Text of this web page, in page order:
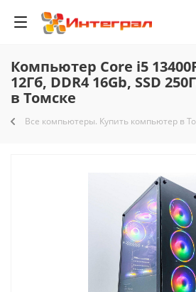
Компьютер Core i5
12Гб, DDR4 16Gb, SSD
в Томске
Все компьютеры. Купить компьютер в